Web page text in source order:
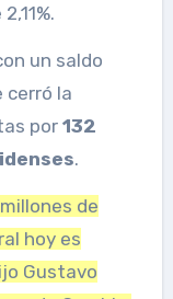
un saldo
cerró la
por 132
.
de
hoy es
Gustavo